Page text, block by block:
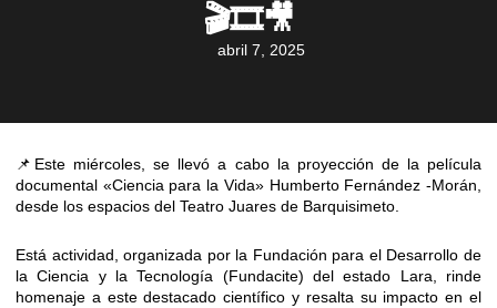
🎬🎞️🎥
abril 7, 2025
📌Este miércoles, se llevó a cabo la proyección de la película
documental «Ciencia para la Vida» Humberto Fernández -Morán,
desde los espacios del Teatro Juares de Barquisimeto.
Está actividad, organizada por la Fundación para el Desarrollo de
la Ciencia y la Tecnología (Fundacite) del estado Lara, rinde
homenaje a este destacado científico y resalta su impacto en el